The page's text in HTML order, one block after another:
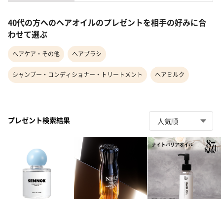
40代の方へのヘアオイルのプレゼントを相手の好みに合
わせて選ぶ
ヘアケア・その他 ヘアブラシ
シャンプー・コンディショナー・トリートメント ヘアミルク
プレゼント検索結果